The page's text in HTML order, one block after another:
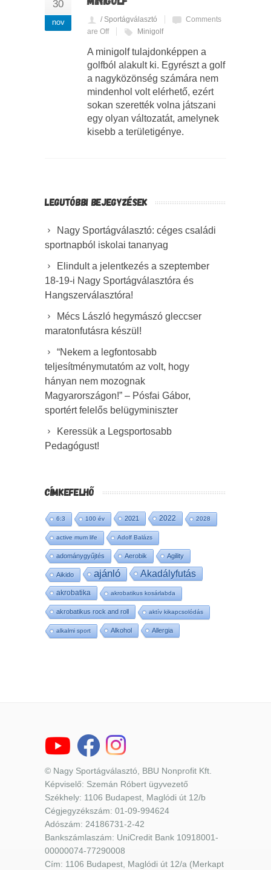
30
nov / Sportágválasztó
Comments
are Off
Minigolf
A minigolf tulajdonképpen a
golfból alakult ki. Egyrészt a golf
a nagyközönség számára nem
mindenhol volt elérhető, ezért
sokan szerették volna játszani
egy olyan változatát, amelynek
kisebb a területigénye.
LEGUTÓBBI BEJEGYZÉSEK
Nagy Sportágválasztó: céges családi
sportnapból iskolai tananyag
Elindult a jelentkezés a szeptember
18-19-i Nagy Sportágválasztóra és
Hangszerválasztóra!
Mécs László hegymászó gleccser
maratonfutásra készül!
“Nekem a legfontosabb
teljesítménymutatóm az volt, hogy
hányan nem mozognak
Magyarországon!” – Pósfai Gábor,
sportért felelős belügyminiszter
Keressük a Legsportosabb
Pedagógust!
CÍMKEFELHŐ
6:3 100 év 2021 2022 2028
active mum life Adolf Balázs
adománygyűjtés Aerobik Agility
Aikido ajánló Akadályfutás
akrobatika akrobatikus kosárlabda
akrobatikus rock and roll aktív kikapcsolódás
alkalmi sport Alkohol Allergia
© Nagy Sportágválasztó, BBU Nonprofit Kft.
Képviselő: Szemán Róbert ügyvezető
Székhely: 1106 Budapest, Maglódi út 12/b
Cégjegyzékszám: 01-09-994624
Adószám: 24186731-2-42
Bankszámlaszám: UniCredit Bank 10918001-
00000074-77290008
Cím: 1106 Budapest, Maglódi út 12/a (Merkapt